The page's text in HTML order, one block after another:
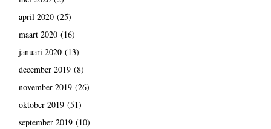
april 2020(25)
maart 2020(16)
januari 2020(13)
december 2019(8)
november 2019(26)
oktober 2019(51)
september 2019(10)